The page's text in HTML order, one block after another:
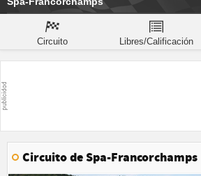
Circuito Libres/Calificación
Circuito de Spa-Francorchamps